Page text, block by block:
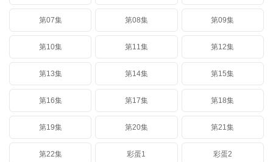
第07集 第08集 第09集
第10集 第11集 第12集
第13集 第14集 第15集
第16集 第17集 第18集
第19集 第20集 第21集
第22集 彩蛋1 彩蛋2